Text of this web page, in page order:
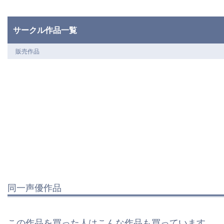
サークル作品一覧
販売作品
同一声優作品